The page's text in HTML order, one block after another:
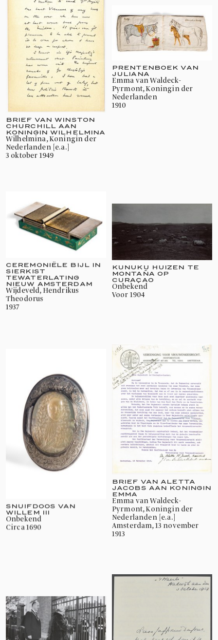
BRIEF VAN WINSTON
CHURCHILL AAN
KONINGIN WILHELMINA
Wilhelmina, Koningin der
Nederlanden [e.a.]
3 oktober 1949
PRENTENBOEK VAN
JULIANA
Emma van Waldeck-
Pyrmont, Koningin der
Nederlanden
1910
CEREMONIËLE BIJL IN
SIERKIST
TEWATERLATING
NIEUW AMSTERDAM
Wijdeveld, Hendrikus
Theodorus
1937
KUNUKU HUIZEN TE
MONTAÑA OP
CURAÇAO
onbekend
voor 1904
SNUIFDOOS VAN
WILLEM III
onbekend
circa 1690
BRIEF VAN ALETTA
JACOBS AAN KONINGIN
EMMA
Emma van Waldeck-
Pyrmont, Koningin der
Nederlanden [e.a.]
Amsterdam, 13 november
1913